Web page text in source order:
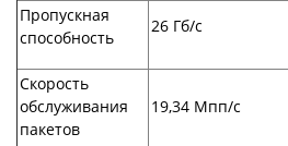
Пропускная
способность
26 Гб/с
Скорость
обслуживания
пакетов
19,34 Мпп/c